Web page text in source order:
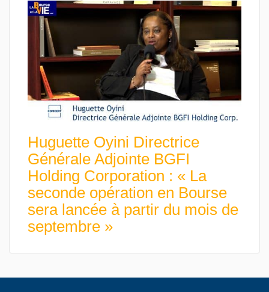
Huguette Oyini Directrice
Générale Adjointe BGFI
Holding Corporation : « La
seconde opération en Bourse
sera lancée à partir du mois de
septembre »